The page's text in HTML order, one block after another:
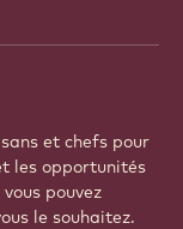
et chefs pour
les opportunités
pouvez
le souhaitez.